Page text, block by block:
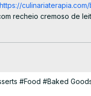
https://
recheio cremoso de
#chantininho
#Food #Baked